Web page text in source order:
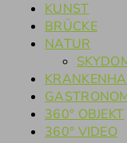
KUNST
BRÜCKE
NATUR
360° OBJEKT
360° VIDEO